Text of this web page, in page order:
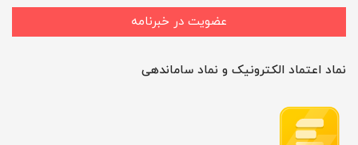
عضویت در خبرنامه
نماد اعتماد الکترونیک و نماد ساماندهی